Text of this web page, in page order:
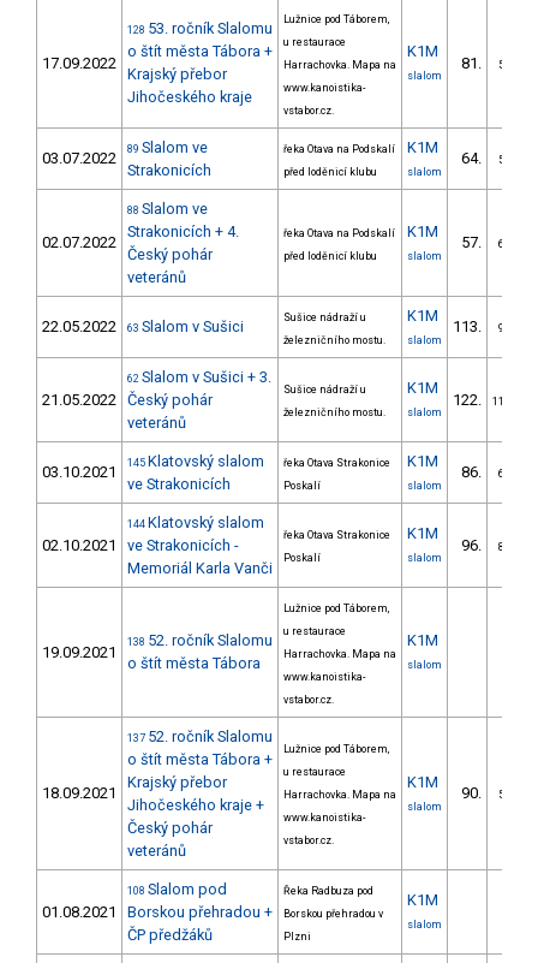
17.09.2022
128 53. ročník Slalomu
o štít města Tábora +
Krajský přebor
Jihočeského kraje
Lužnice pod Táborem,
u restaurace
Harrachovka. Mapa na
www.kanoistika-
vstabor.cz.
K1M
slalom
81. 5/VS
03.07.2022 89 Slalom ve
Strakonicích
řeka Otava na Podskalí
před loděnicí klubu
K1M
slalom
64. 5/VS
02.07.2022
88 Slalom ve
Strakonicích + 4.
Český pohár
veteránů
řeka Otava na Podskalí
před loděnicí klubu
K1M
slalom
57. 6/VS
22.05.2022 63 Slalom v Sušici
Sušice nádraží u
železničního mostu.
K1M
slalom
113. 9/VS
21.05.2022
62 Slalom v Sušici + 3.
Český pohár
veteránů
Sušice nádraží u
železničního mostu.
K1M
slalom
122. 11/VS
03.10.2021 145 Klatovský slalom
ve Strakonicích
řeka Otava Strakonice
Poskalí
K1M
slalom
86. 6/VS
02.10.2021
144 Klatovský slalom
ve Strakonicích -
Memoriál Karla Vanči
řeka Otava Strakonice
Poskalí
K1M
slalom
96. 8/VS
19.09.2021
138 52. ročník Slalomu
o štít města Tábora
Lužnice pod Táborem,
u restaurace
Harrachovka. Mapa na
www.kanoistika-
vstabor.cz.
K1M
slalom
18.09.2021
137 52. ročník Slalomu
o štít města Tábora +
Krajský přebor
Jihočeského kraje +
Český pohár
veteránů
Lužnice pod Táborem,
u restaurace
Harrachovka. Mapa na
www.kanoistika-
vstabor.cz.
K1M
slalom
90. 5/VS
01.08.2021
108 Slalom pod
Borskou přehradou +
ČP předžáků
Řeka Radbuza pod
Borskou přehradou v
Plzni
K1M
slalom